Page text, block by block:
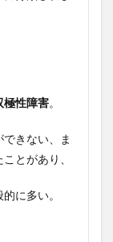
極性障害。
きない、ま
とがあり、
に多い。